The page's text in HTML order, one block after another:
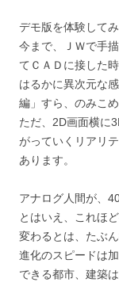
デモ版を体験してみ
今まで、ＪＷで手
てＣＡＤに接した
はるかに異次元な
編」すら、のみこ
ただ、2D画面横に
がっていくリアリ
あります。
アナログ人間が、
とはいえ、これほ
変わるとは、たぶ
進化のスピードは
できる都市、建築